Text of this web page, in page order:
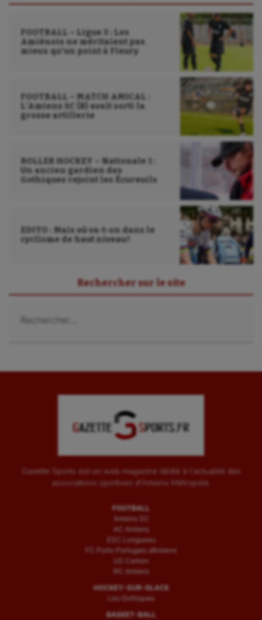
FOOTBALL – Ligue 3 : Les
Amiénois ne méritaient pas
mieux qu’un point à Fleury
FOOTBALL – MATCH AMICAL :
L’Amiens SC (B) avait sorti la
grosse artillerie
ROLLER HOCKEY – Nationale 1 :
Un ancien gardien des
Gothiques rejoint les Écureuils
EDITO : Mais où va-t-on dans le
cyclisme de haut niveau?
Rechercher sur le site
Gazette Sports est un web magazine dédié à l'actualité des
associations sportives d'Amiens Métropole.
FOOTBALL
Amiens SC
AC Amiens
ESC Longueau
FC Porto Portugais d’Amiens
US Camon
RC Amiens
HOCKEY-SUR-GLACE
Les Gothiques
BASKET-BALL